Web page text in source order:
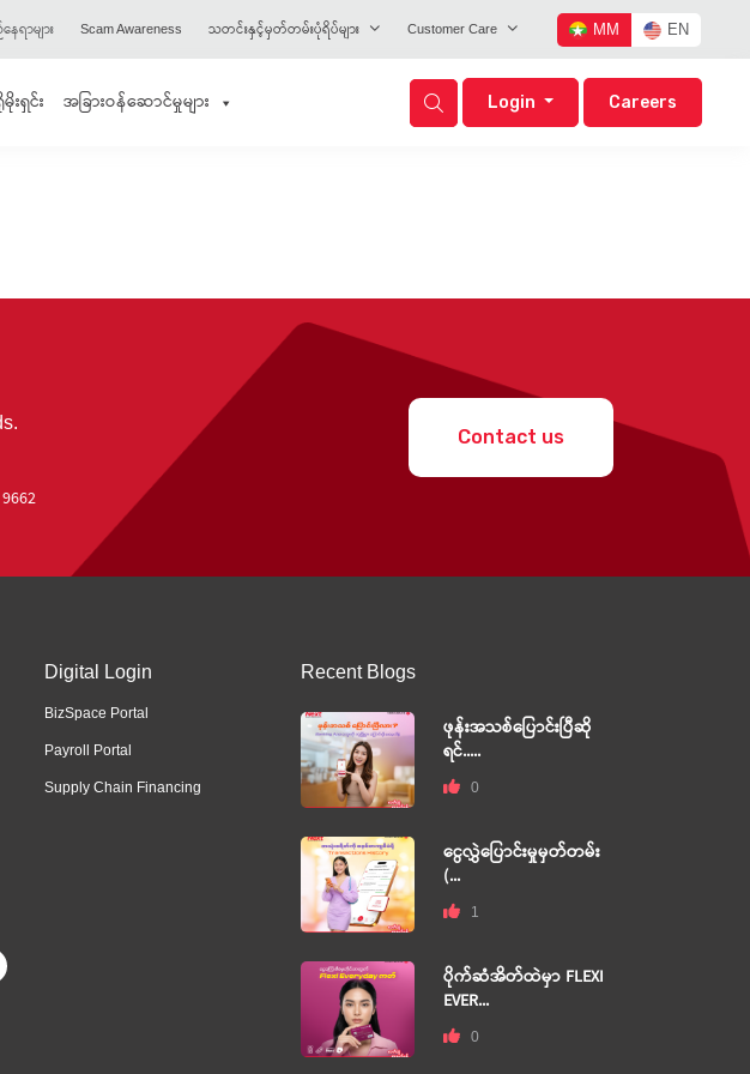
ာများ Scam Awareness သတင်းနှင့်မှတ်တမ်းပုံရိပ်များ Customer Care MM EN
းရှင်း အခြားဝန်ဆောင်မှုများ Login Careers
Contact us
Digital Login
BizSpace Portal
Payroll Portal
Supply Chain Financing
Recent Blogs
ဖုန်းအသစ်ပြောင်းပြီဆို
ရင်.....
0
ငွေလွှဲပြောင်းမှုမှတ်တမ်း
(...
1
ပိုက်ဆံအိတ်ထဲမှာ FLEXI
EVER...
0